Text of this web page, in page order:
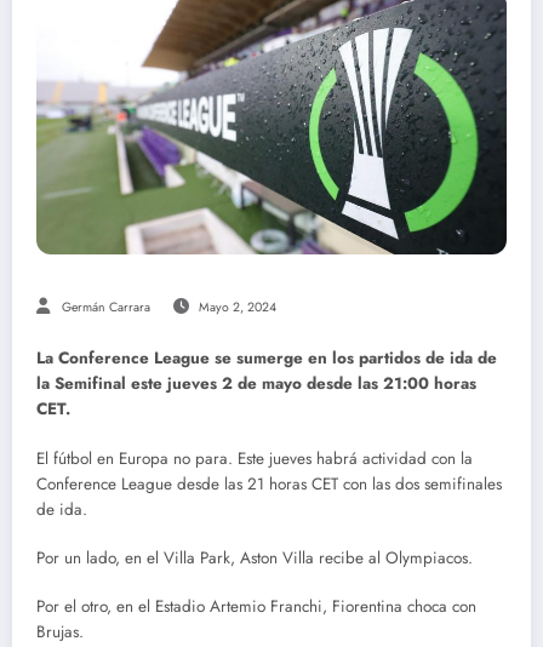
Germán Carrara Mayo 2, 2024
La Conference League se sumerge en los partidos de ida de
la Semifinal este jueves 2 de mayo desde las 21:00 horas
CET.
El fútbol en Europa no para. Este jueves habrá actividad con la
Conference League desde las 21 horas CET con las dos semifinales
de ida.
Por un lado, en el Villa Park, Aston Villa recibe al Olympiacos.
Por el otro, en el Estadio Artemio Franchi, Fiorentina choca con
Brujas.